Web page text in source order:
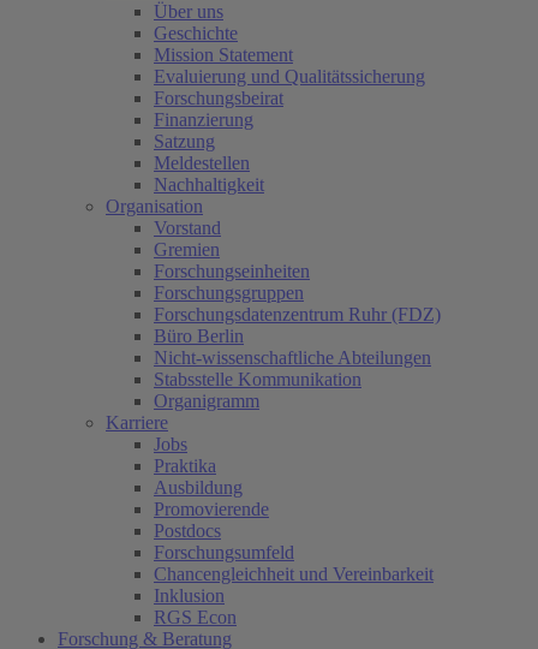
Über uns
Geschichte
Mission Statement
Evaluierung und Qualitätssicherung
Forschungsbeirat
Finanzierung
Satzung
Meldestellen
Nachhaltigkeit
Organisation
Vorstand
Gremien
Forschungseinheiten
Forschungsgruppen
Forschungsdatenzentrum Ruhr (FDZ)
Büro Berlin
Nicht-wissenschaftliche Abteilungen
Stabsstelle Kommunikation
Organigramm
Karriere
Jobs
Praktika
Ausbildung
Promovierende
Postdocs
Forschungsumfeld
Chancengleichheit und Vereinbarkeit
Inklusion
RGS Econ
Forschung & Beratung